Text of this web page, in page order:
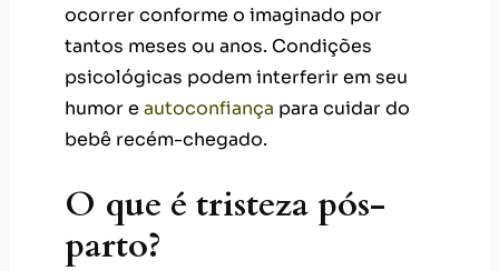
ocorrer conforme o imaginado por
tantos meses ou anos. Condições
psicológicas podem interferir em seu
humor e autoconfiança para cuidar do
bebê recém-chegado.
O que é tristeza pós-
parto?